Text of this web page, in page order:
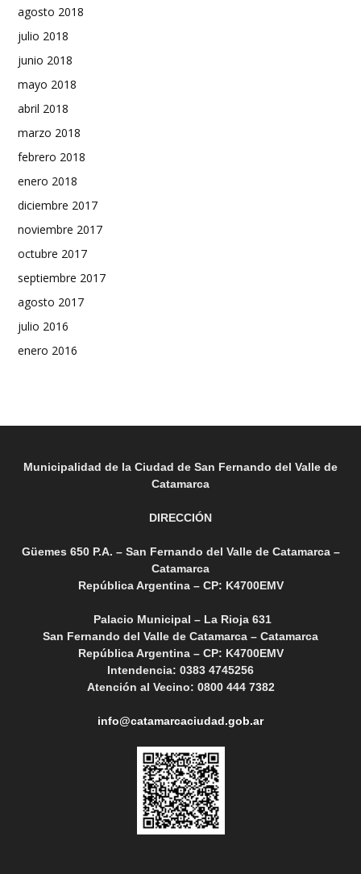
agosto 2018
julio 2018
junio 2018
mayo 2018
abril 2018
marzo 2018
febrero 2018
enero 2018
diciembre 2017
noviembre 2017
octubre 2017
septiembre 2017
agosto 2017
julio 2016
enero 2016
Municipalidad de la Ciudad de San Fernando del Valle de
Catamarca
DIRECCIÓN
Güemes 650 P.A. – San Fernando del Valle de Catamarca –
Catamarca
República Argentina – CP: K4700EMV
Palacio Municipal – La Rioja 631
San Fernando del Valle de Catamarca – Catamarca
República Argentina – CP: K4700EMV
Intendencia: 0383 4745256
Atención al Vecino: 0800 444 7382
info@catamarcaciudad.gob.ar